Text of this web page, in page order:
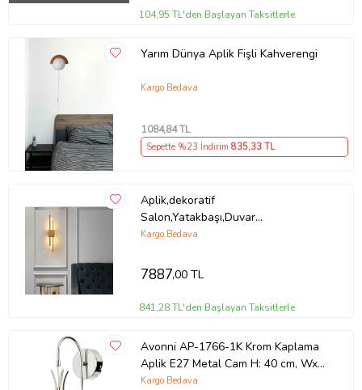
104,95 TL'den Başlayan Taksitlerle
Yarım Dünya Aplik Fişli Kahverengi
Kargo Bedava
1084,84 TL
Sepette %23 İndirim 835,33 TL
Aplik,dekoratif
Salon,Yatakbaşı,Duvar
Aydınlatma,modern 50CM 3000K
Kargo Bedava
7887,00 TL
841,28 TL'den Başlayan Taksitlerle
Avonni AP-1766-1K Krom Kaplama
Aplik E27 Metal Cam H: 40 cm, WxD:
13x18 cm
Kargo Bedava